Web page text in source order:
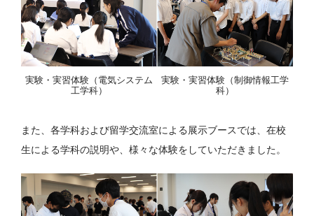
実験・実習体験（電気システム
工学科）
実験・実習体験（制御情報工学
科）
また、各学科および留学交流室による展示ブースでは、在校
生による学科の説明や、様々な体験をしていただきました。